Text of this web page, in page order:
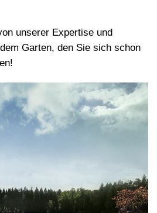
unserer Expertise und
Garten, den Sie sich schon